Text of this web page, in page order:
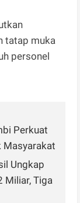
tatap muka
personel
Perkuat
Masyarakat
Ungkap
Miliar, Tiga